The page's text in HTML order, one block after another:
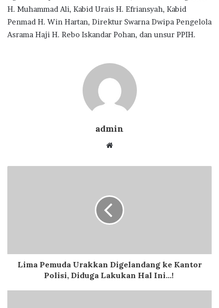
H. Muhammad Ali, Kabid Urais H. Efriansyah, Kabid
Penmad H. Win Hartan, Direktur Swarna Dwipa Pengelola
Asrama Haji H. Rebo Iskandar Pohan, dan unsur PPIH.
admin
Website
Lima Pemuda Urakkan Digelandang ke Kantor
Polisi, Diduga Lakukan Hal Ini...!